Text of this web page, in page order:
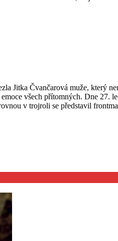
Jitka Čvančarová muže, který
všech přítomných. Dne
v trojroli se představil